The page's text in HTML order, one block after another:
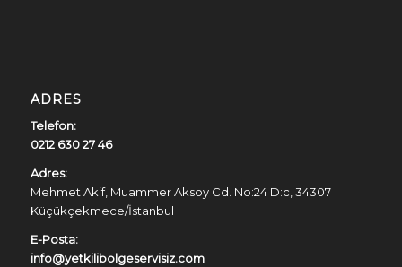
ADRES
Telefon:
0212 630 27 46
Adres:
Mehmet Akif, Muammer Aksoy Cd. No:24 D:c, 34307
Küçükçekmece/İstanbul
E-Posta:
info@yetkilibolgeservisiz.com